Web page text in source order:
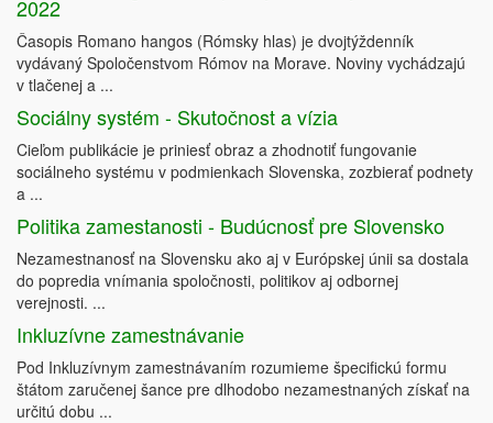
2022
Časopis Romano hangos (Rómsky hlas) je dvojtýždenník
vydávaný Spoločenstvom Rómov na Morave. Noviny vychádzajú
v tlačenej a ...
Sociálny systém - Skutočnost a vízia
Cieľom publikácie je priniesť obraz a zhodnotiť fungovanie
sociálneho systému v podmienkach Slovenska, zozbierať podnety
a ...
Politika zamestanosti - Budúcnosť pre Slovensko
Nezamestnanosť na Slovensku ako aj v Európskej únii sa dostala
do popredia vnímania spoločnosti, politikov aj odbornej
verejnosti. ...
Inkluzívne zamestnávanie
Pod Inkluzívnym zamestnávaním rozumieme špecifickú formu
štátom zaručenej šance pre dlhodobo nezamestnaných získať na
určitú dobu ...